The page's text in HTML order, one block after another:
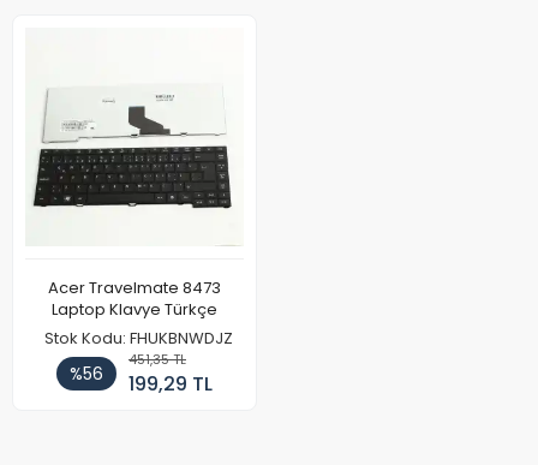
Acer Travelmate 8473
Laptop Klavye Türkçe
Stok Kodu: FHUKBNWDJZ
%56
451,35 TL
199,29 TL